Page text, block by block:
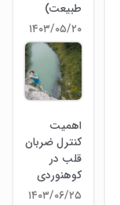
طبیعت)
۱۴۰۳/۰۵/۲۰
اهمیت
کنترل ضربان
قلب در
کوهنوردی
۱۴۰۳/۰۶/۲۵